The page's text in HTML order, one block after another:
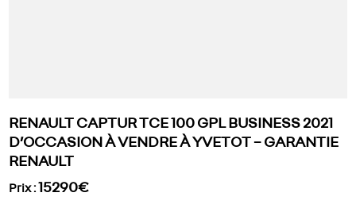
RENAULT CAPTUR TCE 100 GPL BUSINESS 2021
D’OCCASION À VENDRE À YVETOT – GARANTIE
RENAULT
Prix : 15290€